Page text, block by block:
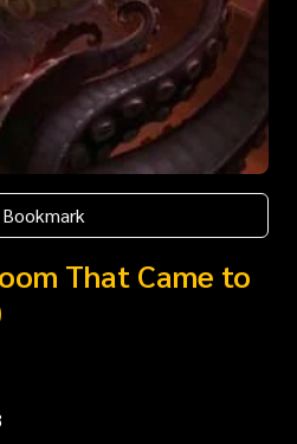
Bookmark
That Came to